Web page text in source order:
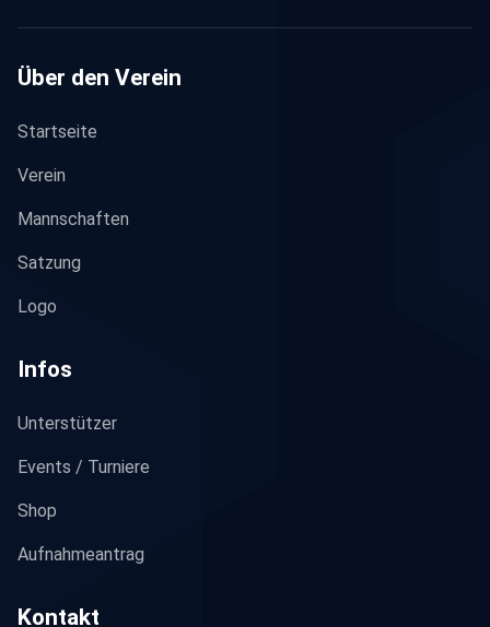
Über den Verein
Startseite
Verein
Mannschaften
Satzung
Logo
Infos
Unterstützer
Events / Turniere
Shop
Aufnahmeantrag
Kontakt